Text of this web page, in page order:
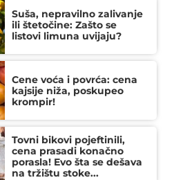
Suša, nepravilno zalivanje
ili štetočine: Zašto se
listovi limuna uvijaju?
Cene voća i povrća: cena
kajsije niža, poskupeo
krompir!
Tovni bikovi pojeftinili,
cena prasadi konačno
porasla! Evo šta se dešava
na tržištu stoke...